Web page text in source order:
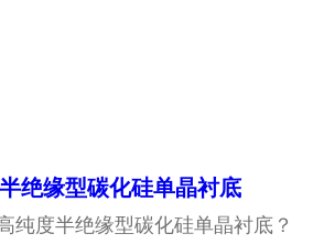
绝缘型碳化硅单晶衬底
纯度半绝缘型碳化硅单晶衬底？